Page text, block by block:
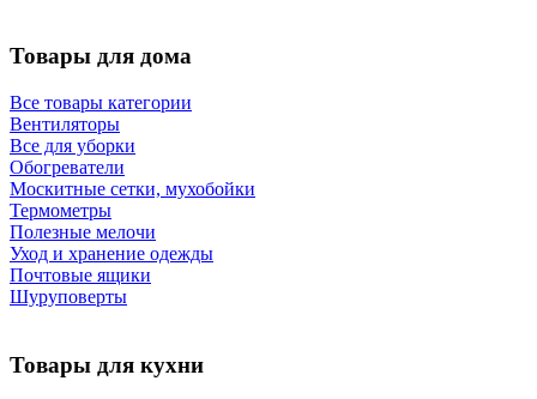
Товары для дома
Все товары категории
Вентиляторы
Все для уборки
Обогреватели
Москитные сетки, мухобойки
Термометры
Полезные мелочи
Уход и хранение одежды
Почтовые ящики
Шуруповерты
Товары для кухни